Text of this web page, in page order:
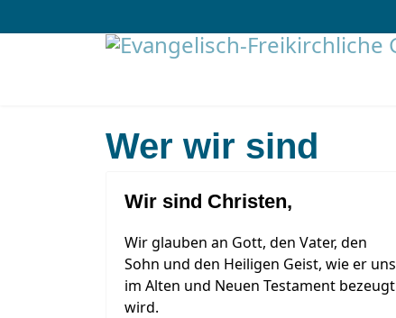
Wer wir sind
Wir sind Christen,
Wir glauben an Gott, den Vater, den
Sohn und den Heiligen Geist, wie er uns
im Alten und Neuen Testament bezeugt
wird.